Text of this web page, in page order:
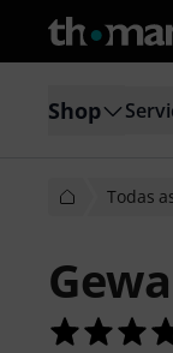
Shop
Todas